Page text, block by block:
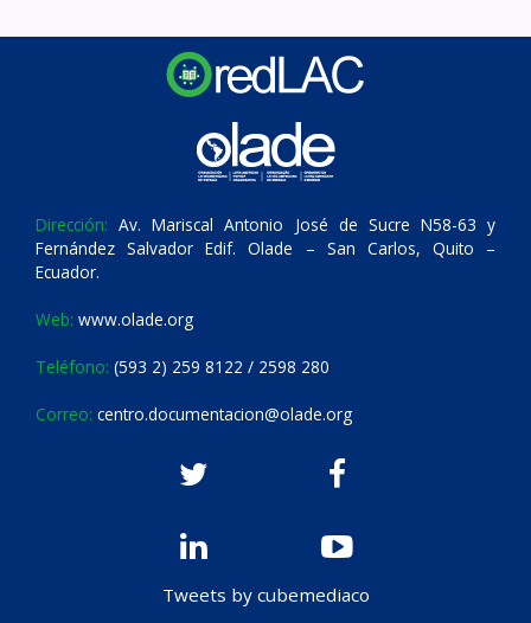
Dirección: Av. Mariscal Antonio José de Sucre N58-63 y
Fernández Salvador Edif. Olade – San Carlos, Quito –
Ecuador.
Web: www.olade.org
Teléfono: (593 2) 259 8122 / 2598 280
Correo: centro.documentacion@olade.org
Tweets by cubemediaco